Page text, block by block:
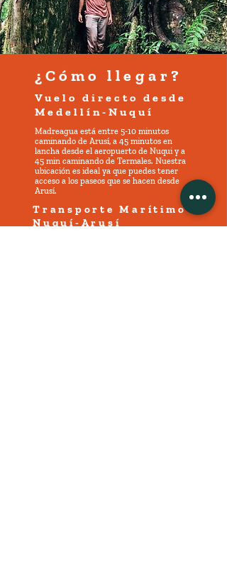
¿​Cómo llegar?
Vuelo directo desde
Medellín-Nuquí
Madreagua está entre 5-10 minutos
caminando de Arusí, a 45 minutos en
lancha desde el aeropuerto de Nuqui y a
45 min caminando de Termales. Nuestra
ubicación es ideal ya que puedes tener
acceso a los paseos que se hacen desde
Arusí.
Transporte Marítimo
Nuquí-Arusí